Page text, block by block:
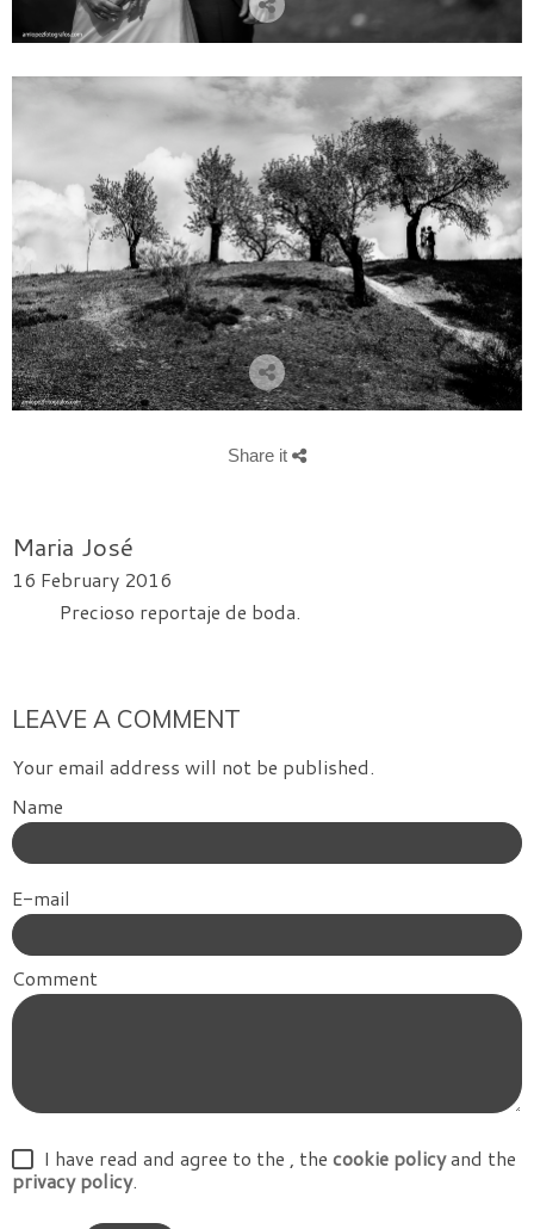
Share it
Maria José
16 February 2016
Precioso reportaje de boda.
LEAVE A COMMENT
Your email address will not be published.
Name
E-mail
Comment
I have read and agree to the , the cookie policyand the
privacy policy.